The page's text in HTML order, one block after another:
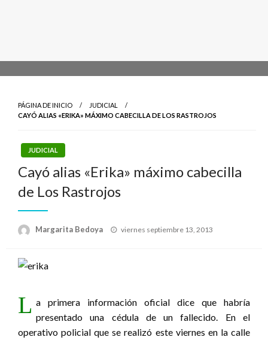
PÁGINA DE INICIO
JUDICIAL
CAYÓ ALIAS «ERIKA» MÁXIMO CABECILLA DE LOS RASTROJOS
JUDICIAL
Cayó alias «Erika» máximo cabecilla
de Los Rastrojos
Margarita Bedoya
Publicado
viernes septiembre 13, 2013
L a primera información oficial dice que habría
presentado una cédula de un fallecido. En el
operativo policial que se realizó este viernes en la calle